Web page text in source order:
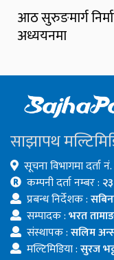
आठ सुरुङमार्ग
अध्ययनमा
साझापथ
सूचना विभागमा दर्ता नं.
कम्पनी दर्ता नम्बर :
प्रबन्ध निर्देशक :
सम्पादक :भरत तामाङ
संस्थापक :सलिम
मल्टिमिडिया :सुरज